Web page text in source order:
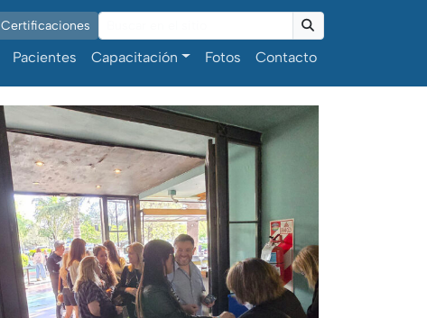
Certificaciones
Buscar
Pacientes Capacitación Fotos Contacto